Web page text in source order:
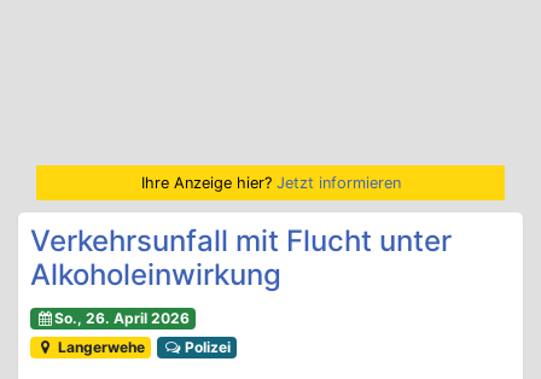
Ihre Anzeige hier? Jetzt informieren
Verkehrsunfall mit Flucht unter
Alkoholeinwirkung
So., 26. April 2026
Langerwehe
Polizei